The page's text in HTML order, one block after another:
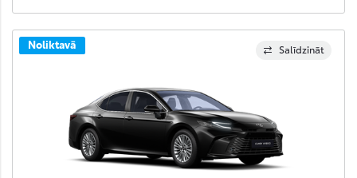
Salīdzināt
Noliktavā